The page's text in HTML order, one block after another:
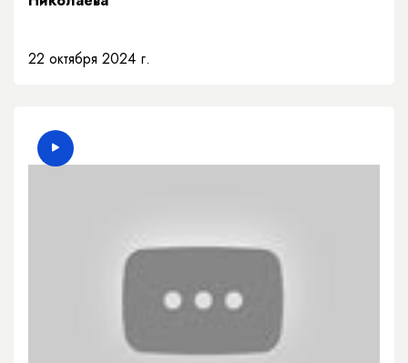
22 октября 2024 г.